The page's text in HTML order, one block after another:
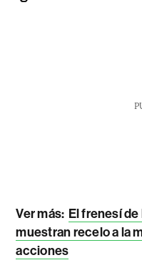
Ver más: El frenesí
muestran recelo a la
acciones